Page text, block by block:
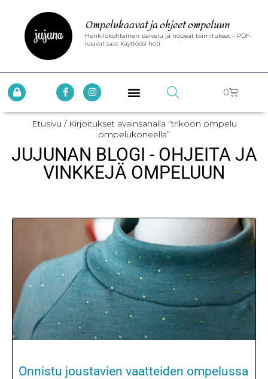
Ompelukaavat ja ohjeet ompeluun
Henkilökohtainen palvelu ja nopeat toimitukset – PDF-
kaavat saat käyttöösi heti
0
Etusivu / Kirjoitukset avainsanalla “trikoon ompelu
ompelukoneella”
JUJUNAN BLOGI - OHJEITA JA
VINKKEJÄ OMPELUUN
Onnistu joustavien vaatteiden ompelussa